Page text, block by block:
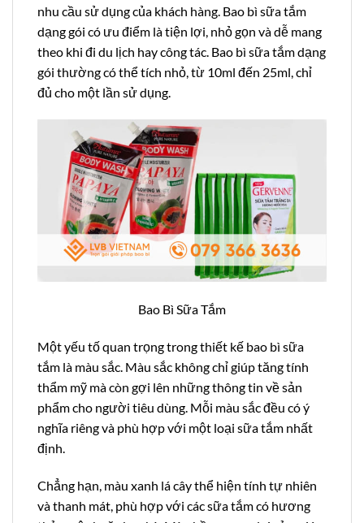
nhu cầu sử dụng của khách hàng. Bao bì sữa tắm
dạng gói có ưu điểm là tiện lợi, nhỏ gọn và dễ mang
theo khi đi du lịch hay công tác. Bao bì sữa tắm dạng
gói thường có thể tích nhỏ, từ 10ml đến 25ml, chỉ
đủ cho một lần sử dụng.
Bao Bì Sữa Tắm
Một yếu tố quan trọng trong thiết kế bao bì sữa
tắm là màu sắc. Màu sắc không chỉ giúp tăng tính
thẩm mỹ mà còn gợi lên những thông tin về sản
phẩm cho người tiêu dùng. Mỗi màu sắc đều có ý
nghĩa riêng và phù hợp với một loại sữa tắm nhất
định.
Chẳng hạn, màu xanh lá cây thể hiện tính tự nhiên
và thanh mát, phù hợp với các sữa tắm có hương